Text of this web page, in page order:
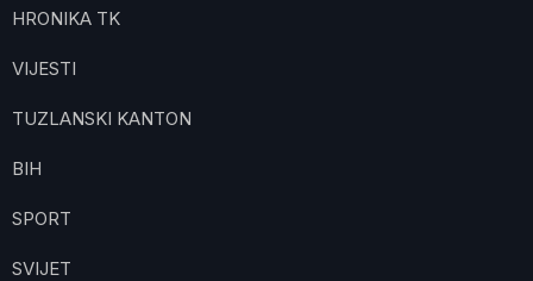
HRONIKA TK
VIJESTI
TUZLANSKI KANTON
BIH
SPORT
SVIJET